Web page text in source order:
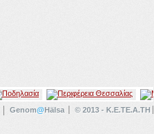
Genom@Hälsa © 2013 - K.E.TE.A.TH